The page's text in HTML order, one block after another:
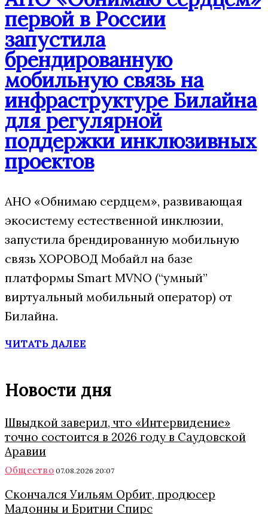
первой в России
запустила
брендированную
мобильную связь на
инфраструктуре Билайна
для регулярной
поддержки инклюзивных
проектов
АНО «Обнимаю сердцем», развивающая
экосистему естественной инклюзии,
запустила брендированную мобильную
связь ХОРОВОД Мобайл на базе
платформы Smart MVNO (“умный”
виртуальный мобильный оператор) от
Билайна.
ЧИТАТЬ ДАЛЕЕ
Новости дня
Швыдкой заверил, что «Интервидение»
точно состоится в 2026 году в Саудовской
Аравии
Общество 07.08.2026 20:07
Скончался Уильям Орбит, продюсер
Мадонны и Бритни Спирс